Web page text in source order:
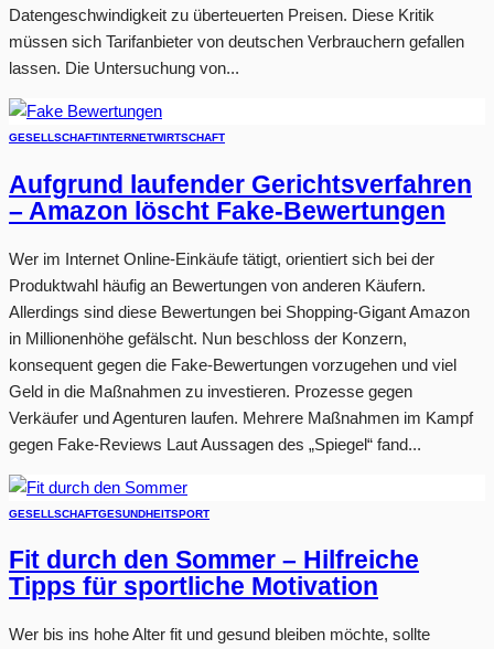
Datengeschwindigkeit zu überteuerten Preisen. Diese Kritik
müssen sich Tarifanbieter von deutschen Verbrauchern gefallen
lassen. Die Untersuchung von...
GESELLSCHAFTINTERNETWIRTSCHAFT
Aufgrund laufender Gerichtsverfahren
– Amazon löscht Fake-Bewertungen
Wer im Internet Online-Einkäufe tätigt, orientiert sich bei der
Produktwahl häufig an Bewertungen von anderen Käufern.
Allerdings sind diese Bewertungen bei Shopping-Gigant Amazon
in Millionenhöhe gefälscht. Nun beschloss der Konzern,
konsequent gegen die Fake-Bewertungen vorzugehen und viel
Geld in die Maßnahmen zu investieren. Prozesse gegen
Verkäufer und Agenturen laufen. Mehrere Maßnahmen im Kampf
gegen Fake-Reviews Laut Aussagen des „Spiegel“ fand...
GESELLSCHAFTGESUNDHEITSPORT
Fit durch den Sommer – Hilfreiche
Tipps für sportliche Motivation
Wer bis ins hohe Alter fit und gesund bleiben möchte, sollte